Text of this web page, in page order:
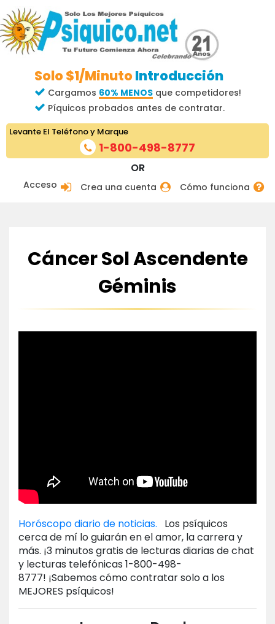
Solo $1/MinutoIntroducción
Cargamos 60% MENOSque competidores!
Píquicos probados antes de contratar.
Acceso Crea una cuenta Cómo funciona
OR
Levante El Teléfono y Marque
1-800-498-8777
Cáncer Sol Ascendente
Géminis
Horóscopo diario de noticias.
Los psíquicos
cerca de mí lo guiarán en el amor, la carrera y
más. ¡3 minutos gratis de lecturas diarias de chat
y lecturas telefónicas 1-800-498-
8777! ¡Sabemos cómo contratar solo a los
MEJORES psíquicos!